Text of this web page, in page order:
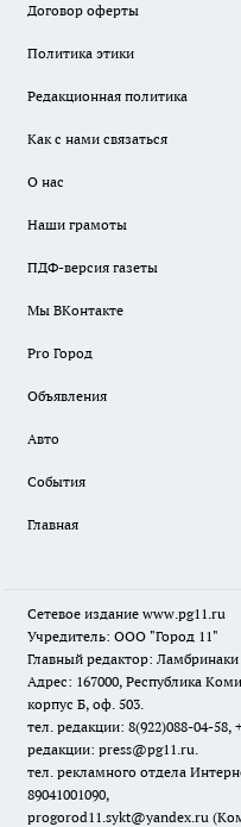
Договор оферты
Политика этики
Редакционная политика
Как с нами связаться
О нас
Наши грамоты
ПДФ-версия газеты
Мы ВКонтакте
Pro Город
Объявления
Авто
События
Главная
Сетевое издание www.pg11.ru
Учредитель: ООО "Город 11"
Главный редактор:
Адрес: 167000, Республика
корпус Б, оф. 503.
тел. редакции: 8(922)088-04-58,
редакции: press@pg11.ru.
тел. рекламного отдела
89041001090,
progorod11.sykt@yandex.ru